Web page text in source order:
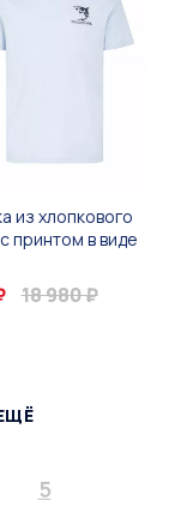
из хлопкового
принтом в виде
18 980 ₽
5